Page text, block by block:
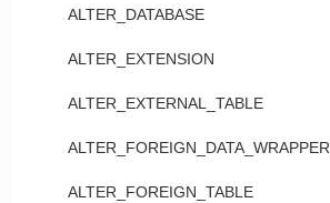
ALTER_DATABASE
ALTER_EXTENSION
ALTER_EXTERNAL_TABLE
ALTER_FOREIGN_DATA_WRAPPER
ALTER_FOREIGN_TABLE